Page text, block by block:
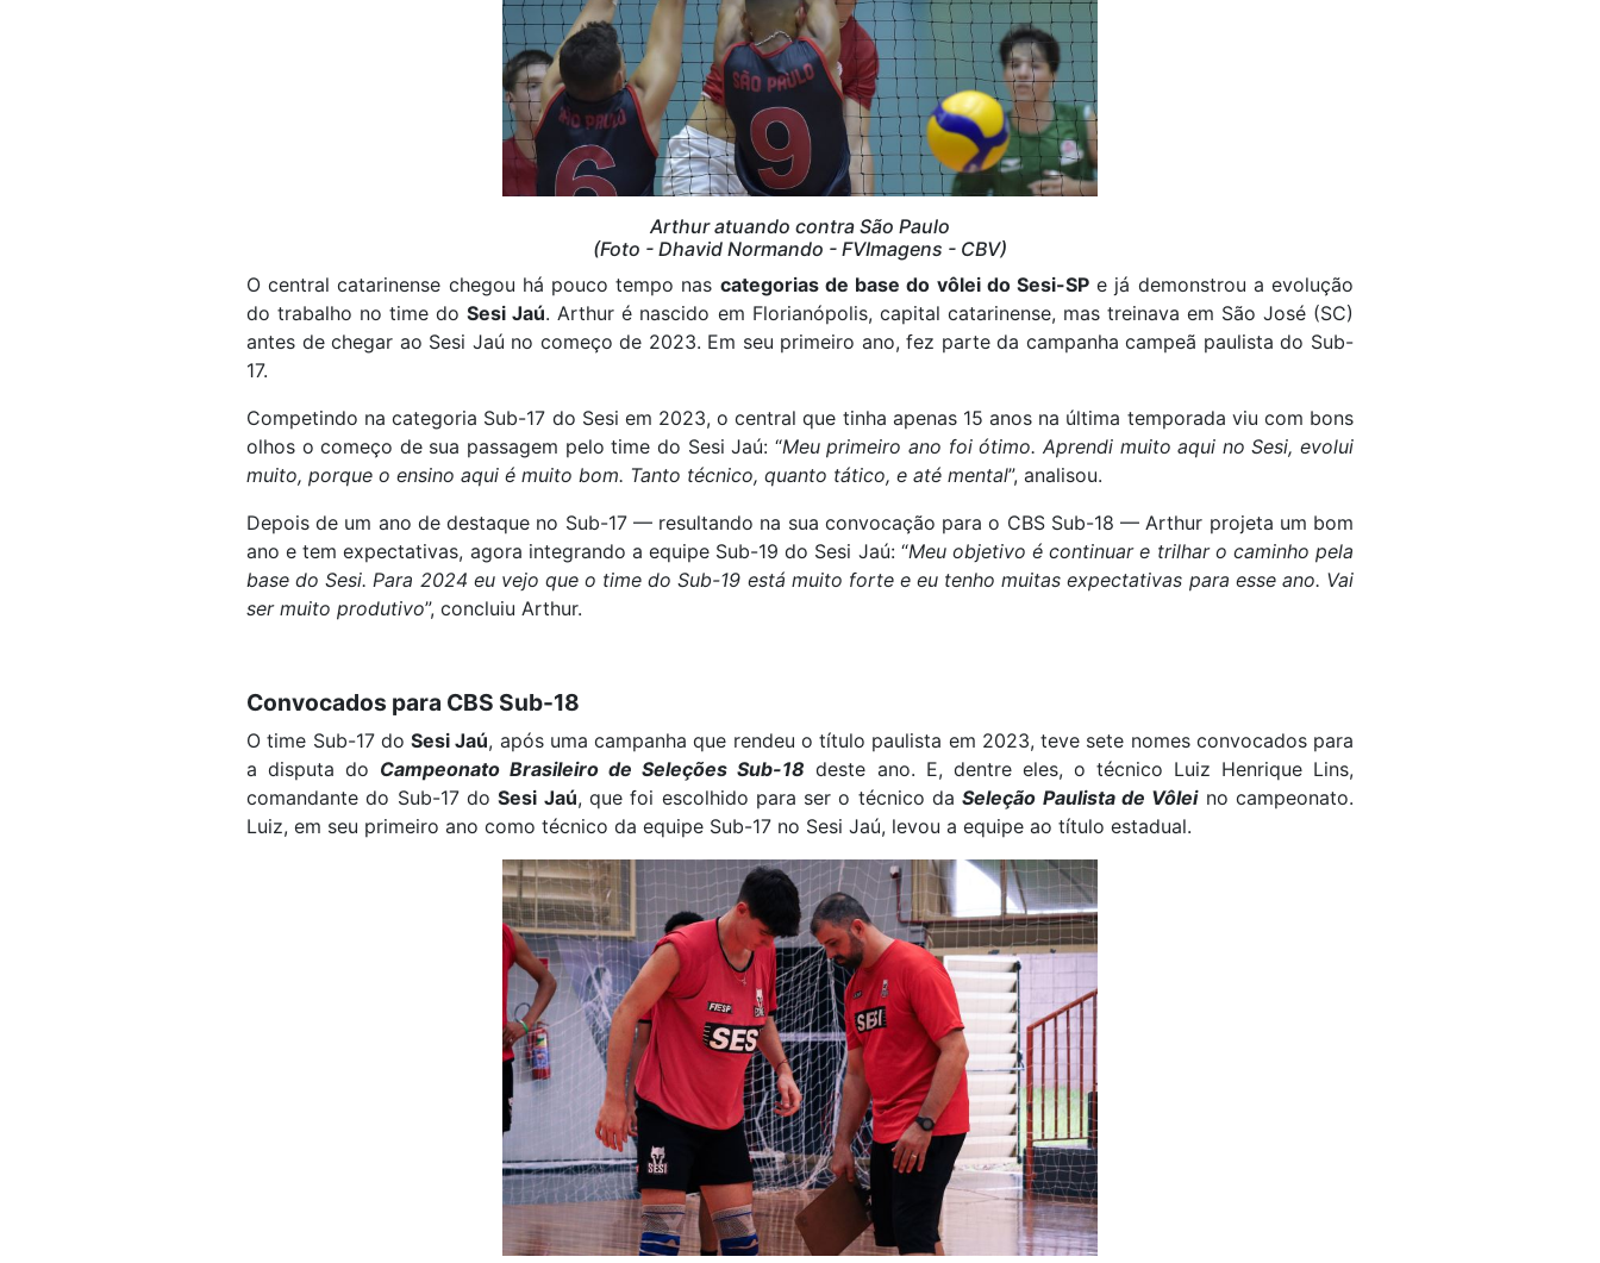
Arthur atuando contra São Paulo
(Foto - Dhavid Normando - FVImagens - CBV)
O central catarinense chegou há pouco tempo nas categorias de base do vôlei do Sesi-SPe já demonstrou a evolução
do trabalho no time doSesi Jaú. Arthur é nascido em Florianópolis, capital catarinense, mas treinava em São José (SC)
antes de chegar ao Sesi Jaú no começo de 2023. Em seu primeiro ano, fez parte da campanha campeã paulista do Sub-
17.
Competindo na categoria Sub-17 do Sesi em 2023, o central que tinha apenas 15 anos na última temporada viu com bons
olhos o começo de sua passagem pelo time do Sesi Jaú: “Meu primeiro ano foi ótimo. Aprendi muito aqui no Sesi, evolui
muito, porque o ensino aqui é muito bom. Tanto técnico, quanto tático, e até mental”, analisou.
Depois de um ano de destaque no Sub-17 — resultando na sua convocação para o CBS Sub-18 — Arthur projeta um bom
ano e tem expectativas, agora integrando a equipe Sub-19 do Sesi Jaú: “Meu objetivo é continuar e trilhar o caminho pela
base do Sesi. Para 2024 eu vejo que o time do Sub-19 está muito forte e eu tenho muitas expectativas para esse ano. Vai
ser muito produtivo”, concluiu Arthur.
Convocados para CBS Sub-18
O time Sub-17 do Sesi Jaú, após uma campanha que rendeu o título paulista em 2023, teve sete nomes convocados para
a disputa do Campeonato Brasileiro de Seleções Sub-18 deste ano. E, dentre eles, o técnico Luiz Henrique Lins,
comandante do Sub-17 doSesi Jaú, que foi escolhido para ser o técnico daSeleção Paulista de Vôleino campeonato.
Luiz, em seu primeiro ano como técnico da equipe Sub-17 no Sesi Jaú, levou a equipe ao título estadual.